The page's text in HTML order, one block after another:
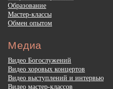
Образование
Мастер-классы
Обмен опытом
Медиа
Видео Богослужений
Видео хоровых концертов
Видео выступлений и интервью
Видео мастер-классов